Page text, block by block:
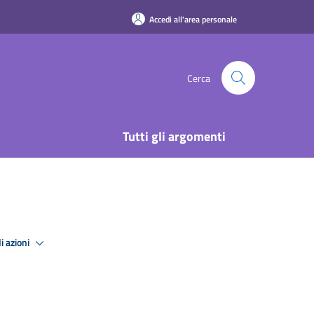
Accedi all'area personale
Cerca
Tutti gli argomenti
azioni